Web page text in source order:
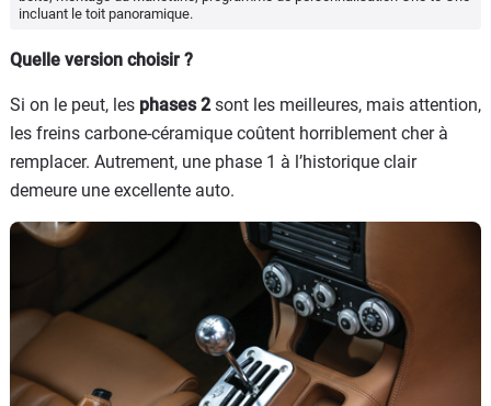
incluant le toit panoramique.
Quelle version choisir ?
Si on le peut, les phases 2sont les meilleures, mais attention,
les freins carbone-céramique coûtent horriblement cher à
remplacer. Autrement, une phase 1 à l’historique clair
demeure une excellente auto.